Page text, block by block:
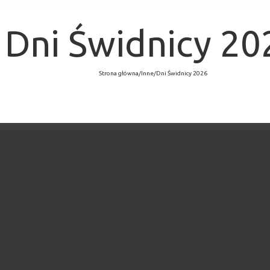
Dni Świdnicy
Strona główna/Inne/Dni Świdnicy 2026